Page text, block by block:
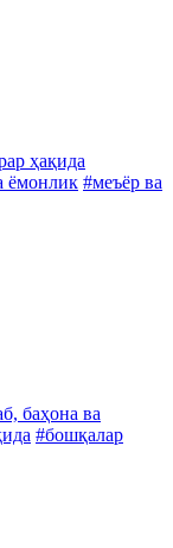
ҳақида
ёмонлик #меъёр ва
баҳона ва
#бошқалар